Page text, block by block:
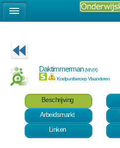
Daktimmerman(M/V/X)
Knelpuntberoep Vlaanderen
Beschrijving
Arbeidsmarkt
Linken